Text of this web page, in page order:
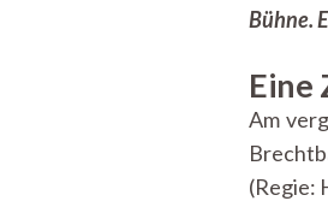
Bühne.
Eine
Am
(Regie: